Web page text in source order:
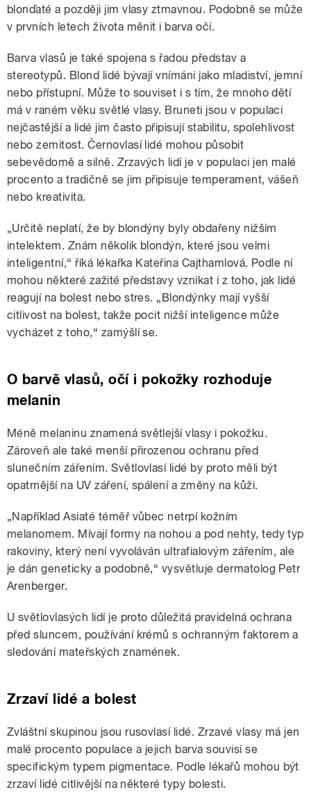
blonďaté a později jim vlasy ztmavnou. Podobně se může
v prvních letech života měnit i barva očí.
Barva vlasů je také spojena s řadou představ a
stereotypů. Blond lidé bývají vnímáni jako mladiství, jemní
nebo přístupní. Může to souviset i s tím, že mnoho dětí
má v raném věku světlé vlasy. Bruneti jsou v populaci
nejčastější a lidé jim často připisují stabilitu, spolehlivost
nebo zemitost. Černovlasí lidé mohou působit
sebevědomě a silně. Zrzavých lidí je v populaci jen malé
procento a tradičně se jim připisuje temperament, vášeň
nebo kreativita.
„Určitě neplatí, že by blondýny byly obdařeny nižším
intelektem. Znám několik blondýn, které jsou velmi
inteligentní,“ říká lékařka Kateřina Cajthamlová. Podle ní
mohou některé zažité představy vznikat i z toho, jak lidé
reagují na bolest nebo stres. „Blondýnky mají vyšší
citlivost na bolest, takže pocit nižší inteligence může
vycházet z toho,“ zamýšlí se.
O barvě vlasů, očí i pokožky rozhoduje
melanin
Méně melaninu znamená světlejší vlasy i pokožku.
Zároveň ale také menší přirozenou ochranu před
slunečním zářením. Světlovlasí lidé by proto měli být
opatrnější na UV záření, spálení a změny na kůži.
„Například Asiaté téměř vůbec netrpí kožním
melanomem. Mívají formy na nohou a pod nehty, tedy typ
rakoviny, který není vyvoláván ultrafialovým zářením, ale
je dán geneticky a podobně,“ vysvětluje dermatolog Petr
Arenberger.
U světlovlasých lidí je proto důležitá pravidelná ochrana
před sluncem, používání krémů s ochranným faktorem a
sledování mateřských znamének.
Zrzaví lidé a bolest
Zvláštní skupinou jsou rusovlasí lidé. Zrzavé vlasy má jen
malé procento populace a jejich barva souvisí se
specifickým typem pigmentace. Podle lékařů mohou být
zrzaví lidé citlivější na některé typy bolesti.